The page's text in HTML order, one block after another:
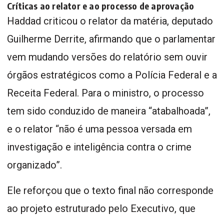
Críticas ao relator e ao processo de aprovação
Haddad criticou o relator da matéria, deputado
Guilherme Derrite, afirmando que o parlamentar
vem mudando versões do relatório sem ouvir
órgãos estratégicos como a Polícia Federal e a
Receita Federal. Para o ministro, o processo
tem sido conduzido de maneira “atabalhoada”,
e o relator “não é uma pessoa versada em
investigação e inteligência contra o crime
organizado”.
Ele reforçou que o texto final não corresponde
ao projeto estruturado pelo Executivo, que